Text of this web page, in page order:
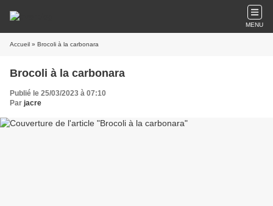
MENU
Accueil » Brocoli à la carbonara
Brocoli à la carbonara
Publié le 25/03/2023 à 07:10
Par jacre